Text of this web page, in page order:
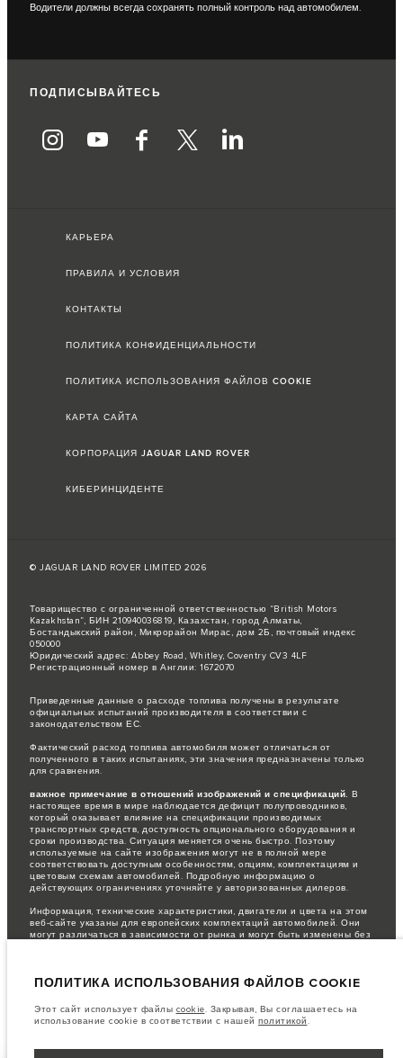
Водители должны всегда сохранять полный контроль над автомобилем.
ПОДПИСЫВАЙТЕСЬ
КАРЬЕРА
ПРАВИЛА И УСЛОВИЯ
КОНТАКТЫ
ПОЛИТИКА КОНФИДЕНЦИАЛЬНОСТИ
ПОЛИТИКА ИСПОЛЬЗОВАНИЯ ФАЙЛОВ COOKIE
КАРТА САЙТА
КОРПОРАЦИЯ JAGUAR LAND ROVER
КИБЕРИНЦИДЕНТЕ
© JAGUAR LAND ROVER LIMITED 2026
Товарищество с ограниченной ответственностью “British Motors
Kazakhstan”, БИН 210940036819, Казахстан, город Алматы,
Бостандыкский район, Микрорайон Мирас, дом 2Б, почтовый индекс
050000
Юридический адрес: Abbey Road, Whitley, Coventry CV3 4LF
Регистрационный номер в Англии: 1672070
Приведенные данные о расходе топлива получены в результате
официальных испытаний производителя в соответствии с
законодательством ЕС.
Фактический расход топлива автомобиля может отличаться от
полученного в таких испытаниях, эти значения предназначены только
для сравнения.
важное примечание в отношений изображений и спецификаций. В
настоящее время в мире наблюдается дефицит полупроводников,
который оказывает влияние на спецификации производимых
транспортных средств, доступность опционального оборудования и
сроки производства. Ситуация меняется очень быстро. Поэтому
используемые на сайте изображения могут не в полной мере
соответствовать доступным особенностям, опциям, комплектациям и
цветовым схемам автомобилей. Подробную информацию о
действующих ограничениях уточняйте у авторизованных дилеров.
Информация, технические характеристики, двигатели и цвета на этом
веб-сайте указаны для европейских комплектаций автомобилей. Они
могут различаться в зависимости от рынка и могут быть изменены без
узнать о наличии товаров и ценах в вашем регионе.
Указанные цены включают налог на добавленную стоимость (НДС).
Цены действительны только для моделей 2022 года.
ПОЛИТИКА ИСПОЛЬЗОВАНИЯ ФАЙЛОВ COOKIE
Этот сайт использует файлы cookie. Закрывая, Вы соглашаетесь на
использование cookie в соответствии с нашей политикой.